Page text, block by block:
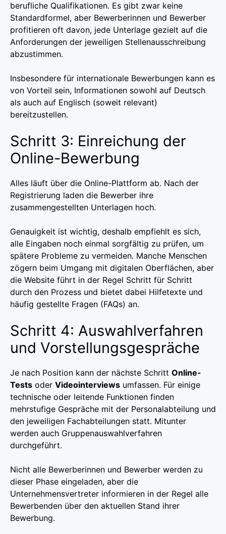
berufliche Qualifikationen. Es gibt zwar keine
Standardformel, aber Bewerberinnen und Bewerber
profitieren oft davon, jede Unterlage gezielt auf die
Anforderungen der jeweiligen Stellenausschreibung
abzustimmen.
Insbesondere für internationale Bewerbungen kann es
von Vorteil sein, Informationen sowohl auf Deutsch
als auch auf Englisch (soweit relevant)
bereitzustellen.
Schritt 3: Einreichung der
Online-Bewerbung
Alles läuft über die Online-Plattform ab. Nach der
Registrierung laden die Bewerber ihre
zusammengestellten Unterlagen hoch.
Genauigkeit ist wichtig, deshalb empfiehlt es sich,
alle Eingaben noch einmal sorgfältig zu prüfen, um
spätere Probleme zu vermeiden. Manche Menschen
zögern beim Umgang mit digitalen Oberflächen, aber
die Website führt in der Regel Schritt für Schritt
durch den Prozess und bietet dabei Hilfetexte und
häufig gestellte Fragen (FAQs) an.
Schritt 4: Auswahlverfahren
und Vorstellungsgespräche
Je nach Position kann der nächste Schritt Online-
Tests oder Videointerviews umfassen. Für einige
technische oder leitende Funktionen finden
mehrstufige Gespräche mit der Personalabteilung und
den jeweiligen Fachabteilungen statt. Mitunter
werden auch Gruppenauswahlverfahren
durchgeführt.
Nicht alle Bewerberinnen und Bewerber werden zu
dieser Phase eingeladen, aber die
Unternehmensvertreter informieren in der Regel alle
Bewerbenden über den aktuellen Stand ihrer
Bewerbung.